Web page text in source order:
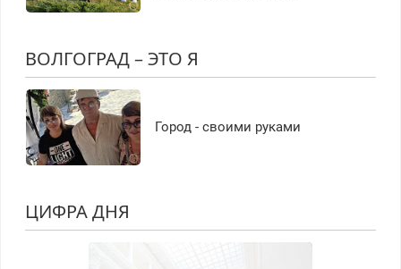
ВОЛГОГРАД – ЭТО Я
Город - своими руками
ЦИФРА ДНЯ